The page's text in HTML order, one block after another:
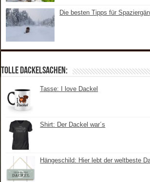
Die besten Tipps für
Tolle Dackelsachen:
Tasse: I love Dackel
Shirt: Der Dackel war´s
Hängeschild: Hier lebt der weltbeste